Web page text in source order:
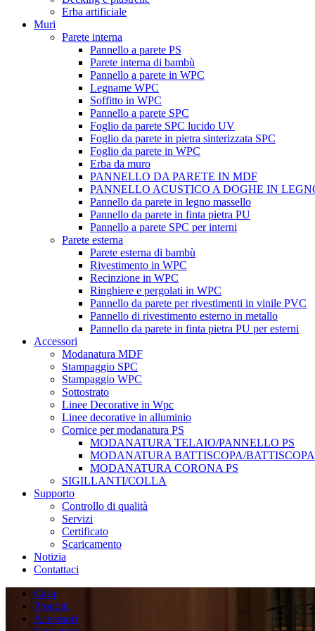
Erba artificiale
Muri
Parete interna
Pannello a parete PS
Parete interna di bambù
Pannello a parete in WPC
Legname WPC
Soffitto in WPC
Pannello a parete SPC
Foglio da parete SPC lucido UV
Foglio da parete in pietra sinterizzata SPC
Foglio da parete in WPC
Erba da muro
PANNELLO DA PARETE IN MDF
PANNELLO ACUSTICO A DOGHE IN
Pannello da parete in legno massello
Pannello da parete in finta pietra PU
Pannello a parete SPC per interni
Parete esterna
Parete esterna di bambù
Rivestimento in WPC
Recinzione in WPC
Ringhiere e pergolati in WPC
Pannello da parete per rivestimenti in vinile PVC
Pannello di rivestimento esterno in metallo
Pannello da parete in finta pietra PU per esterni
Accessori
Modanatura MDF
Stampaggio SPC
Stampaggio WPC
Sottostrato
Linee Decorative in Wpc
Linee decorative in alluminio
Cornice per modanatura PS
MODANATURA TELAIO/PANNELLO PS
MODANATURA BATTISCOPA/BATTISCOPA
MODANATURA CORONA PS
SIGILLANTI/COLLA
Supporto
Controllo di qualità
Servizi
Certificato
Scaricamento
Notizia
Contattaci
Casa
Prodotti
Accessori